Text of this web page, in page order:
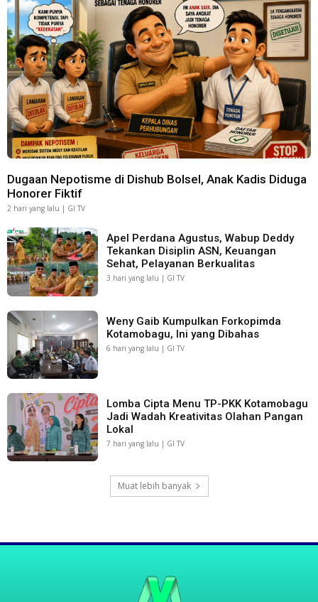
Dugaan Nepotisme di Dishub Bolsel, Anak Kadis Diduga
Honorer Fiktif
2 hari yang lalu | GI TV
Apel Perdana Agustus, Wabup Deddy
Tekankan Disiplin ASN, Keuangan
Sehat, Pelayanan Berkualitas
3 hari yang lalu | GI TV
Weny Gaib Kumpulkan Forkopimda
Kotamobagu, Ini yang Dibahas
6 hari yang lalu | GI TV
Lomba Cipta Menu TP-PKK Kotamobagu
Jadi Wadah Kreativitas Olahan Pangan
Lokal
7 hari yang lalu | GI TV
Muat lebih banyak